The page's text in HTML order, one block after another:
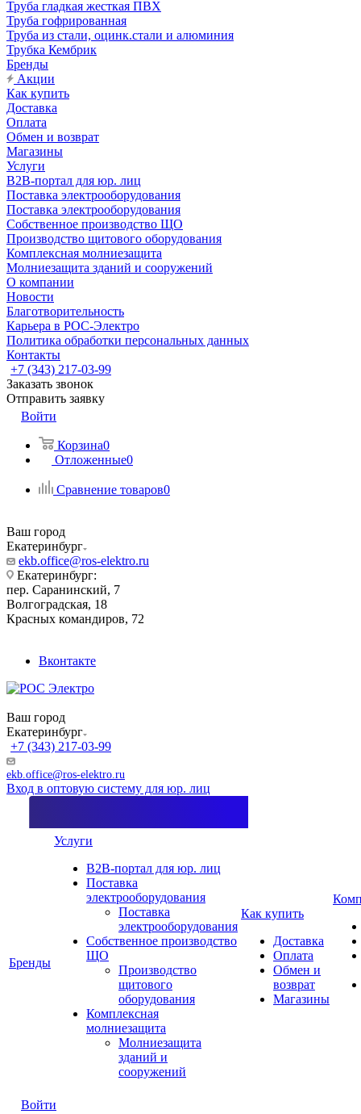
Труба гладкая жесткая ПВХ
Труба гофрированная
Труба из стали, оцинк.стали и алюминия
Трубка Кембрик
Бренды
Акции
Как купить
Доставка
Оплата
Обмен и возврат
Магазины
Услуги
B2B-портал для юр. лиц
Поставка электрооборудования
Поставка электрооборудования
Собственное производство ЩО
Производство щитового оборудования
Комплексная молниезащита
Молниезащита зданий и сооружений
О компании
Новости
Благотворительность
Карьера в РОС-Электро
Политика обработки персональных данных
Контакты
+7 (343) 217-03-99
Заказать звонок
Отправить заявку
Войти
Корзина0
Отложенные0
Сравнение товаров0
Ваш город
Екатеринбург
ekb.office@ros-elektro.ru
Екатеринбург:
пер. Саранинский, 7
Волгоградская, 18
Красных командиров, 72
Вконтакте
Ваш город
Екатеринбург
+7 (343) 217-03-99
ekb.office@ros-elektro.ru
Вход в оптовую систему для юр. лиц
Бренды
Услуги
B2B-портал для юр. лиц
Поставка
электрооборудования
Поставка
электрооборудования
Собственное производство
ЩО
Производство
щитового
оборудования
Комплексная
молниезащита
Молниезащита
зданий и
сооружений
Как купить
Доставка
Оплата
Обмен и
возврат
Магазины
Войти